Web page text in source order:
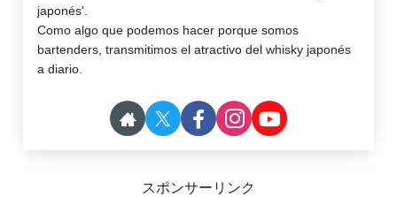
japonés'.
Como algo que podemos hacer porque somos
bartenders, transmitimos el atractivo del whisky japonés
a diario.
スポンサーリンク